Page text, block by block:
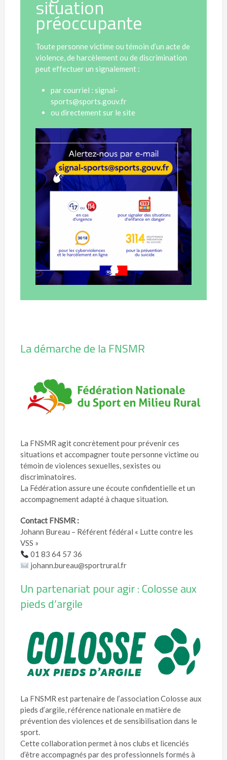
situation
préoccupante
Toute personne victime ou témoin d’un acte de
violence, de harcèlement ou de discrimination
peut effectuer un signalement :
par courriel : signal-
sports@sports.gouv.fr
ou directement sur le site
La démarche de la FNSMR
La FNSMR agit concrètement pour prévenir ces
situations et accompagner toute personne victime ou
témoin de violences sexuelles, sexistes ou
discriminatoires.
La Fédération assure une écoute confidentielle et un
accompagnement adapté à chaque situation.
Contact FNSMR :
Johann Bureau – Référent fédéral « Lutte contre les
VSS »
01 83 64 57 36
johann.bureau@sportrural.fr
Un partenariat pour agir : Colosse aux
pieds d’argile
La FNSMR est partenaire de l’association Colosse aux
pieds d’argile, référence nationale en matière de
prévention des violences et de sensibilisation dans le
sport.
Cette collaboration permet à nos clubs et licenciés
d’être accompagnés par des professionnels formés à